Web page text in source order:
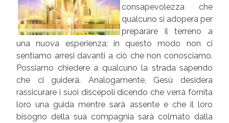
consapevolezza che
qualcuno si adopera per
preparare il terreno a
una nuova esperienza; in questo modo non ci
sentiamo arresi davanti a ciò che non conosciamo.
Possiamo chiedere a qualcuno la strada sapendo
che ci guiderà. Analogamente, Gesù desidera
rassicurare i suoi discepoli dicendo che verrà fornita
loro una guida mentre sarà assente e che il loro
bisogno della sua compagnia sarà colmato dalla